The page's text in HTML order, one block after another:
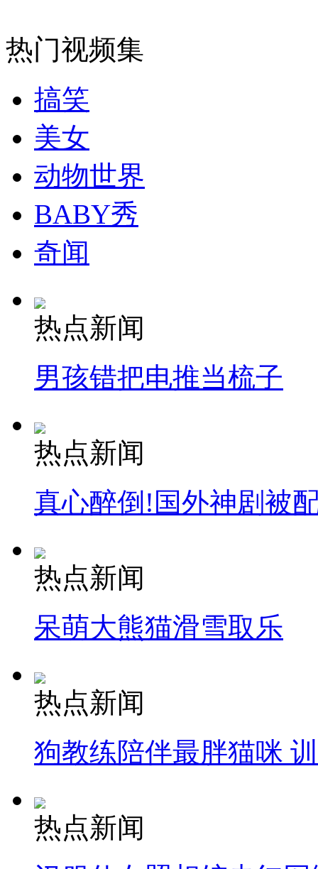
司机酒驾遇交警 急速倒车逃窜
热门视频集
搞笑
美女
动物世界
BABY秀
奇闻
热点新闻
男孩错把电推当梳子
热点新闻
真心醉倒!国外神剧被
热点新闻
呆萌大熊猫滑雪取乐
热点新闻
狗教练陪伴最胖猫咪
热点新闻